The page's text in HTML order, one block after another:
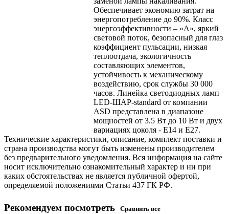
Обеспечивает экономию затрат на
энергопотребление до 90%. Класс
энергоэффективности – «А», яркий
световой поток, безопасный для глаз
коэффициент пульсации, низкая
теплоотдача, экологичность
составляющих элементов,
устойчивость к механическому
воздействию, срок службы 30 000
часов. Линейка светодиодных ламп
LED-ШАР-standard от компании
ASD представлена в диапазоне
мощностей от 3.5 Вт до 10 Вт и двух
вариациях цоколя - Е14 и Е27.
Технические характеристики, описание, комплект поставки и
страна производства могут быть изменены производителем
без предварительного уведомления. Вся информация на сайте
носит исключительно ознакомительный характер и ни при
каких обстоятельствах не является публичной офертой,
определяемой положениями Статьи 437 ГК РФ.
Рекомендуем посмотреть Сравнить все